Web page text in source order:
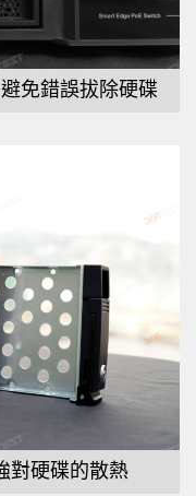
免錯誤拔除硬碟
對硬碟的散熱